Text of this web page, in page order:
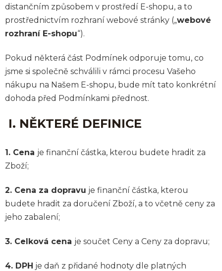
distančním způsobem v prostředí E-shopu, a to
prostřednictvím rozhraní webové stránky („webové
rozhraní E-shopu“).
Pokud některá část Podmínek odporuje tomu, co
jsme si společně schválili v rámci procesu Vašeho
nákupu na Našem E-shopu, bude mít tato konkrétní
dohoda před Podmínkami přednost.
I. NĚKTERÉ DEFINICE
1. Cena je finanční částka, kterou budete hradit za
Zboží;
2. Cena za dopravu je finanční částka, kterou
budete hradit za doručení Zboží, a to včetně ceny za
jeho zabalení;
3. Celková cena je součet Ceny a Ceny za dopravu;
4. DPH je daň z přidané hodnoty dle platných